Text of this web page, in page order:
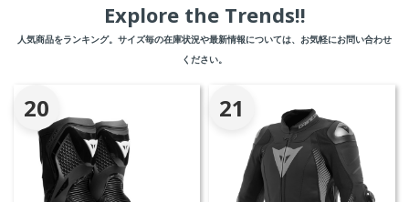
Explore the Trends!!
人気商品をランキング。サイズ毎の在庫状況や最新情報については、お気軽にお問い合わせ
ください。
20 21